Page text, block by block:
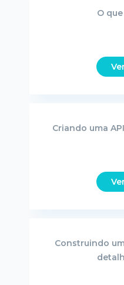
O
Criando uma
Construindo